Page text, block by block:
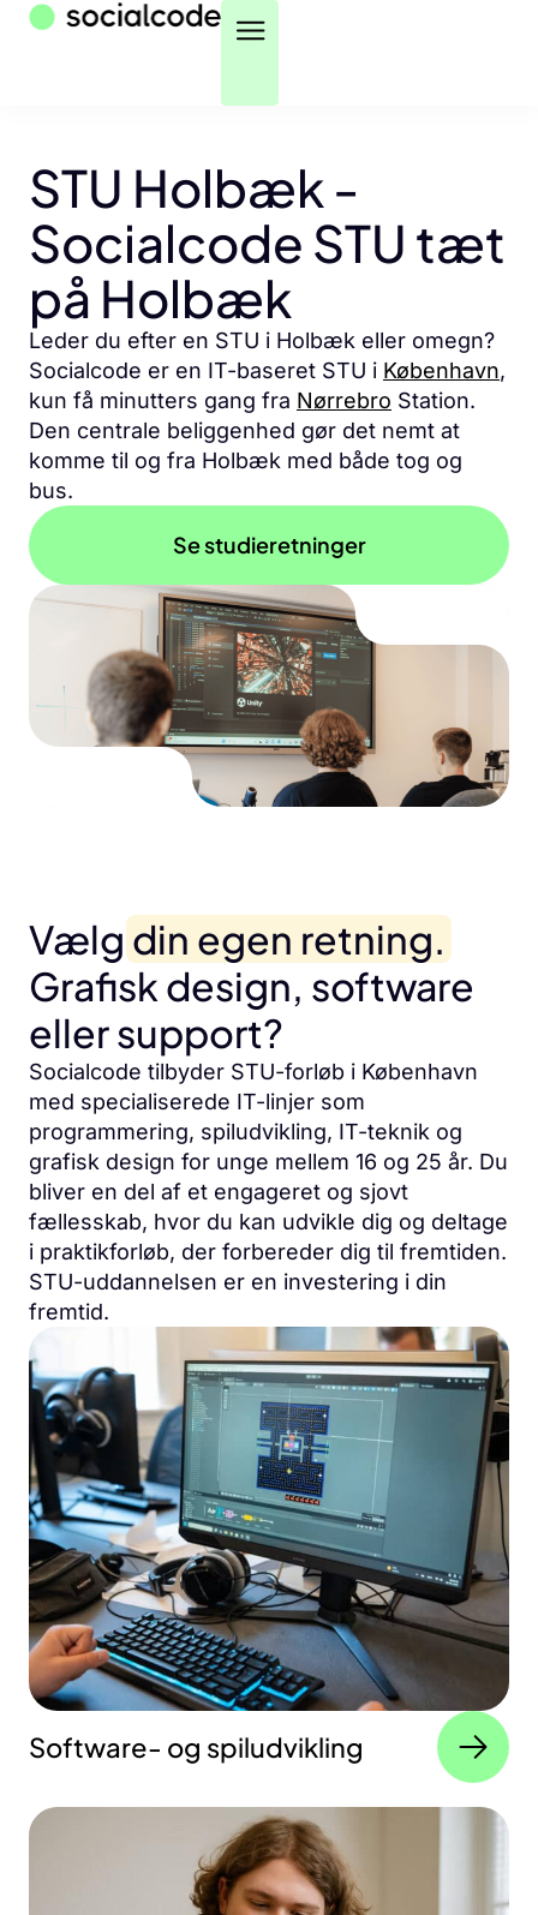
STU Holbæk -
Socialcode STU tæt
på Holbæk
Leder du efter en STU i Holbæk eller omegn?
Socialcode er en IT-baseret STU i København,
kun få minutters gang fra Nørrebro Station.
Den centrale beliggenhed gør det nemt at
komme til og fra Holbæk med både tog og
bus.
Se studieretninger
Vælg din egen retning.
Grafisk design, software
eller support?
Socialcode tilbyder STU-forløb i København
med specialiserede IT-linjer som
programmering, spiludvikling, IT-teknik og
grafisk design for unge mellem 16 og 25 år. Du
bliver en del af et engageret og sjovt
fællesskab, hvor du kan udvikle dig og deltage
i praktikforløb, der forbereder dig til fremtiden.
STU-uddannelsen er en investering i din
fremtid.
Software- og spiludvikling